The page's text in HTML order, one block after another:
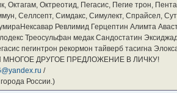
Октагам, Октреотид, Пегасис, Пегие трон,
Селлсепт, Симдакс, Симулект, Спрайсел,
Ревлимид Герцептин Алимта
Треосульфан медак Сандостатин
пегинтрон рекормон тайверб тасигна
И МНОГОЕ ДРУГОЕ ПРЕДЛОЖЕНИЕ В ЛИЧКУ!
/
России.)